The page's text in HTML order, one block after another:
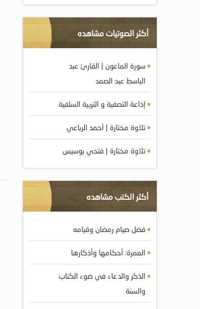
أكثر الصوتيات مشاهده
سورة الماعون | القارئ عبد
الباسط عبد الصمد
إذاعة التصفية و التربية السلفية
تلاوة مختارة | أحمد الرباعي
تلاوة مختارة | فتحي بوسيس
أكثر الكتب مشاهده
فضل صيام رمضان وقيامه
العمرة: أحكامها وأذكارها
الذكر والدعاء في ضوء الكتاب
والسنة